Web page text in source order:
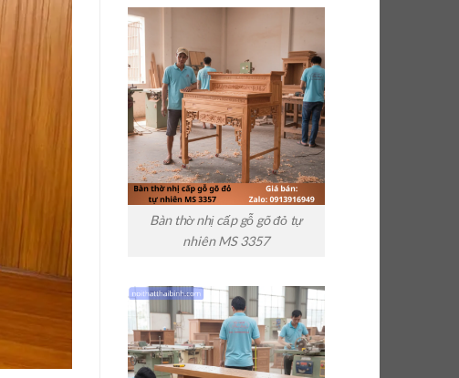
Bàn thờ nhị cấp gỗ gõ đỏ tự
nhiên MS 3357